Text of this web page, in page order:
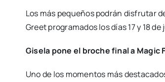
Los más peque­ños podrán dis­fru­tar
Greet pro­gra­ma­dos los días 17 y 18
Gise­la pone el bro­che final a Magic
Uno de los momen­tos más